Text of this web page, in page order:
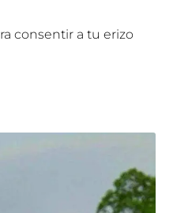
consentir a tu erizo